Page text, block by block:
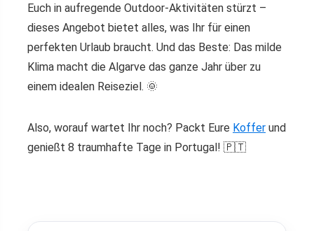
Euch in aufregende Outdoor-Aktivitäten stürzt –
dieses Angebot bietet alles, was Ihr für einen
perfekten Urlaub braucht. Und das Beste: Das milde
Klima macht die Algarve das ganze Jahr über zu
einem idealen Reiseziel. 🌞
Also, worauf wartet Ihr noch? Packt Eure Koffer und
genießt 8 traumhafte Tage in Portugal! 🇵🇹